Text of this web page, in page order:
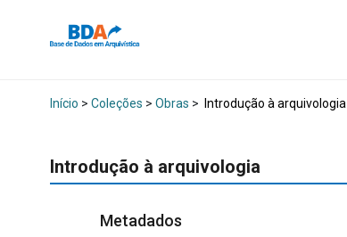
Início > Coleções > Obras > Introdução à arquivologia
Introdução à arquivologia
Metadados